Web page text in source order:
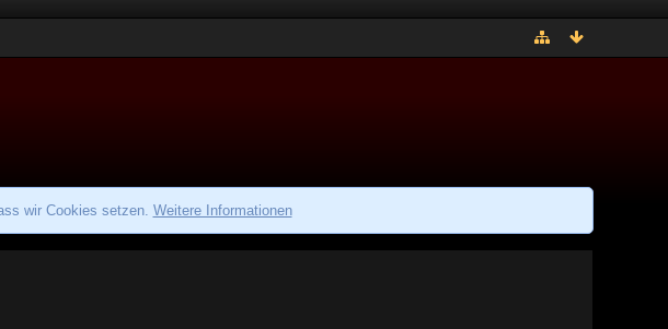
wir Cookies setzen. Weitere Informationen